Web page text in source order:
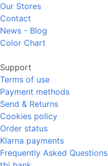
Our Stores
Contact
News - Blog
Color Chart
Support
Terms of use
Payment methods
Send & Returns
Cookies policy
Order status
Klarna payments
Frequently Asked